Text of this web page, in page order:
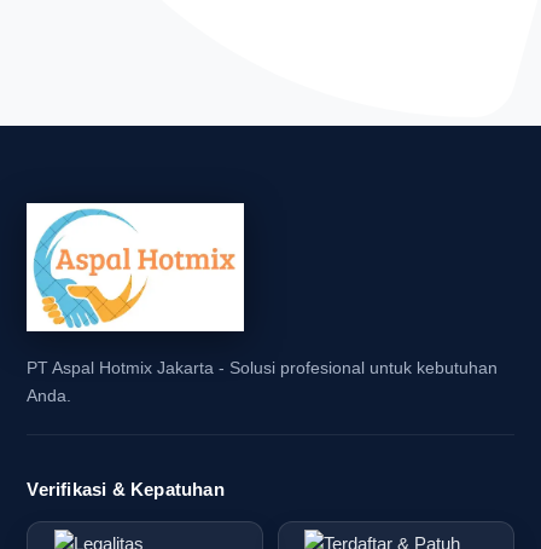
PT Aspal Hotmix Jakarta - Solusi profesional untuk kebutuhan
Anda.
Verifikasi & Kepatuhan